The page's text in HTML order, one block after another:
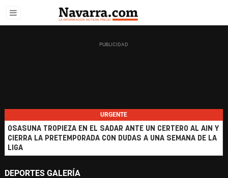
URGENTE
OSASUNA TROPIEZA EN EL SADAR ANTE UN CERTERO AL AIN Y
CIERRA LA PRETEMPORADA CON DUDAS A UNA SEMANA DE LA
LIGA
DEPORTES GALERÍA